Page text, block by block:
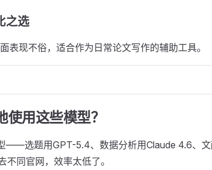
之选
表现不俗，适合作为日常论文写作的辅助工具。
使用这些模型？
——选题用GPT-5.4、数据分析用Claude 4.6、文
同官网，效率太低了。